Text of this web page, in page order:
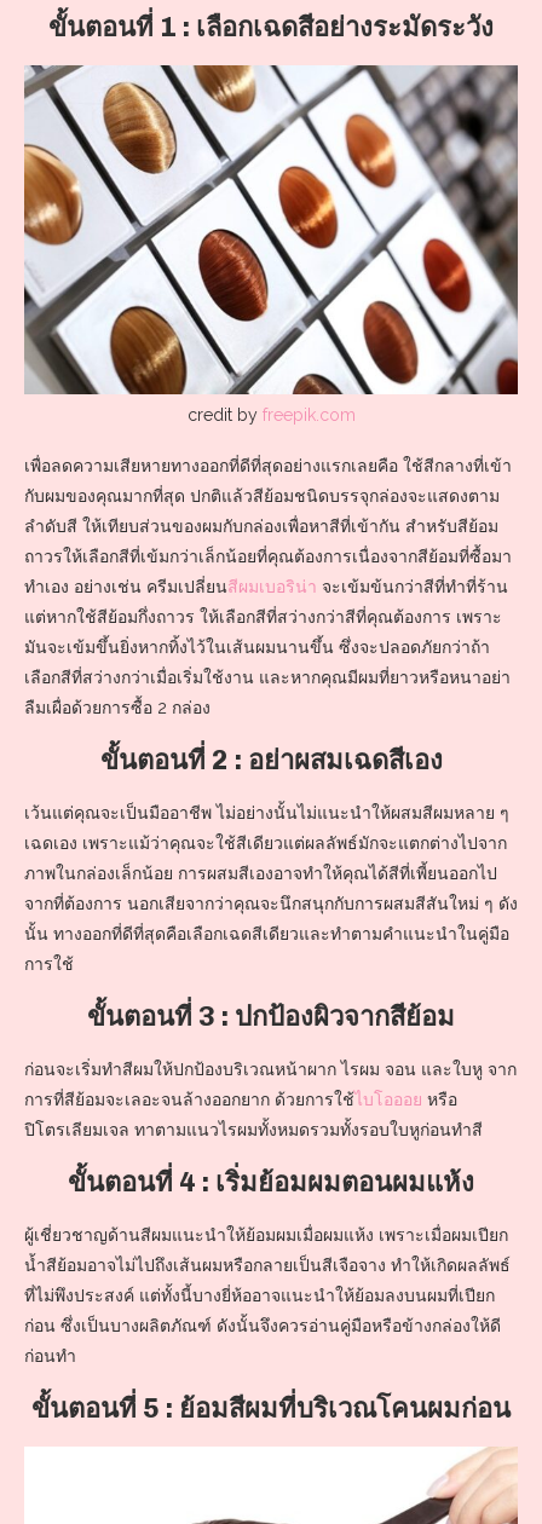
ขั้นตอนที่ 1 : เลือกเฉดสีอย่างระมัดระวัง
credit by freepik.com
เพื่อลดความเสียหายทางออกที่ดีที่สุดอย่างแรกเลยคือ ใช้สีกลางที่เข้า
กับผมของคุณมากที่สุด ปกติแล้วสีย้อมชนิดบรรจุกล่องจะแสดงตาม
ลำดับสี ให้เทียบส่วนของผมกับกล่องเพื่อหาสีที่เข้ากัน สำหรับสีย้อม
ถาวรให้เลือกสีที่เข้มกว่าเล็กน้อยที่คุณต้องการเนื่องจากสีย้อมที่ซื้อมา
ทำเอง อย่างเช่น ครีมเปลี่ยนสีผมเบอริน่า จะเข้มข้นกว่าสีที่ทำที่ร้าน
แต่หากใช้สีย้อมกึ่งถาวร ให้เลือกสีที่สว่างกว่าสีที่คุณต้องการ เพราะ
มันจะเข้มขึ้นยิ่งหากทิ้งไว้ในเส้นผมนานขึ้น ซึ่งจะปลอดภัยกว่าถ้า
เลือกสีที่สว่างกว่าเมื่อเริ่มใช้งาน และหากคุณมีผมที่ยาวหรือหนาอย่า
ลืมเผื่อด้วยการซื้อ 2 กล่อง
ขั้นตอนที่ 2 : อย่าผสมเฉดสีเอง
เว้นแต่คุณจะเป็นมืออาชีพ ไม่อย่างนั้นไม่แนะนำให้ผสมสีผมหลาย ๆ
เฉดเอง เพราะแม้ว่าคุณจะใช้สีเดียวแต่ผลลัพธ์มักจะแตกต่างไปจาก
ภาพในกล่องเล็กน้อย การผสมสีเองอาจทำให้คุณได้สีที่เพี้ยนออกไป
จากที่ต้องการ นอกเสียจากว่าคุณจะนึกสนุกกับการผสมสีสันใหม่ ๆ ดัง
นั้น ทางออกที่ดีที่สุดคือเลือกเฉดสีเดียวและทำตามคำแนะนำในคู่มือ
การใช้
ขั้นตอนที่ 3 : ปกป้องผิวจากสีย้อม
ก่อนจะเริ่มทำสีผมให้ปกป้องบริเวณหน้าผาก ไรผม จอน และใบหู จาก
การที่สีย้อมจะเลอะจนล้างออกยาก ด้วยการใช้ไบโอออย หรือ
ปิโตรเลียมเจล ทาตามแนวไรผมทั้งหมดรวมทั้งรอบใบหูก่อนทำสี
ขั้นตอนที่ 4 : เริ่มย้อมผมตอนผมแห้ง
ผู้เชี่ยวชาญด้านสีผมแนะนำให้ย้อมผมเมื่อผมแห้ง เพราะเมื่อผมเปียก
น้ำสีย้อมอาจไม่ไปถึงเส้นผมหรือกลายเป็นสีเจือจาง ทำให้เกิดผลลัพธ์
ที่ไม่พึงประสงค์ แต่ทั้งนี้บางยี่ห้ออาจแนะนำให้ย้อมลงบนผมที่เปียก
ก่อน ซึ่งเป็นบางผลิตภัณฑ์ ดังนั้นจึงควรอ่านคู่มือหรือข้างกล่องให้ดี
ก่อนทำ
ขั้นตอนที่ 5 : ย้อมสีผมที่บริเวณโคนผมก่อน